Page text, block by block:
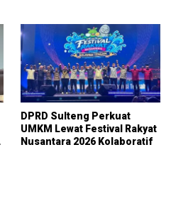
DPRD Sulteng Perkuat
UMKM Lewat Festival Rakyat
Nusantara 2026 Kolaboratif